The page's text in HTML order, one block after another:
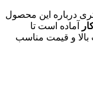
درباره این محصول
آماده است تا
بالا و قیمت مناسب